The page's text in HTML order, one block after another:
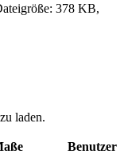
378 KB,
laden.
Benutzer